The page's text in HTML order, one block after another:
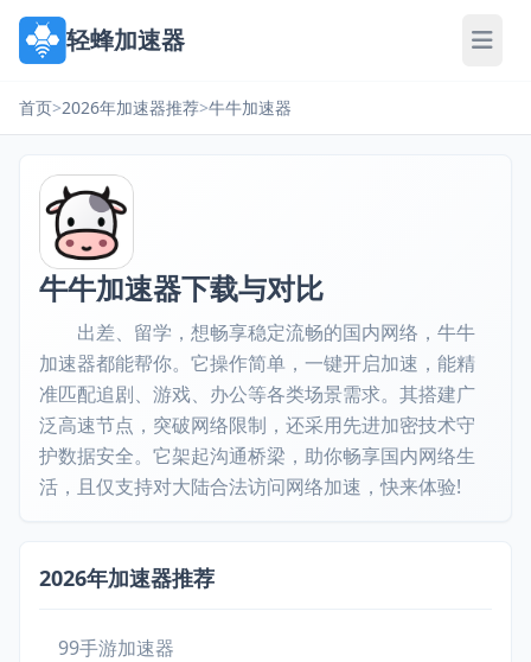
轻蜂加速器
首页>2026年加速器推荐>牛牛加速器
牛牛加速器下载与对比
出差、留学，想畅享稳定流畅的国内网络，牛牛
加速器都能帮你。它操作简单，一键开启加速，能精
准匹配追剧、游戏、办公等各类场景需求。其搭建广
泛高速节点，突破网络限制，还采用先进加密技术守
护数据安全。它架起沟通桥梁，助你畅享国内网络生
活，且仅支持对大陆合法访问网络加速，快来体验!
2026年加速器推荐
99手游加速器